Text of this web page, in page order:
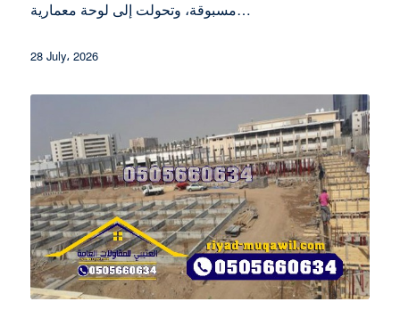
مسبوقة، وتحولت إلى لوحة معمارية…
28 July، 2026